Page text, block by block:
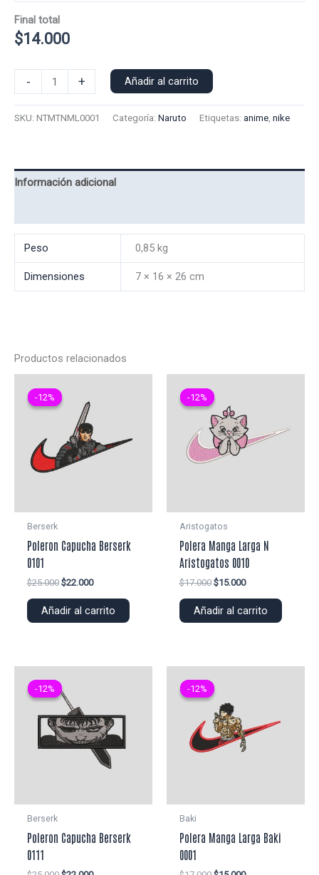
Final total
$14.000
-
Manga
cantidad
+ Añadir al carrito
SKU: NTMTNML0001 Categoría: Naruto Etiquetas: anime, nike
Información adicional
Peso 0,85 kg
Dimensiones 7 × 16 × 26 cm
Productos relacionados
-12%
-12%
Berserk
Poleron Capucha Berserk
0101
$25.000 El
original
$22.000El
actual
Añadir al carrito
-12%
-12%
Aristogatos
Polera Manga Larga N
Aristogatos 0010
$17.000 El
original
$15.000El
actual
Añadir al carrito
-12%
-12%
Berserk
Poleron Capucha Berserk
0111
-12%
-12%
Baki
Polera Manga Larga Baki
0001